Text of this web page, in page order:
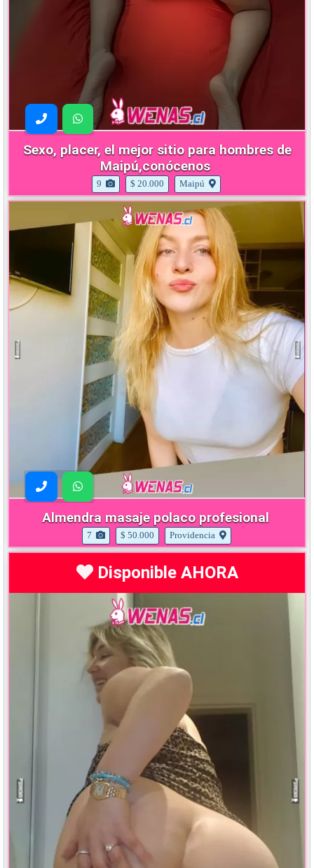
Sexo, placer, el mejor sitio para hombres de
Maipú,conócenos
9 $ 20.000 Maipú
Almendra masaje polaco profesional
7 $ 50.000 Providencia
Disponible AHORA